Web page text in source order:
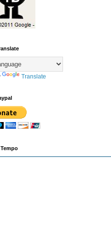
Translate